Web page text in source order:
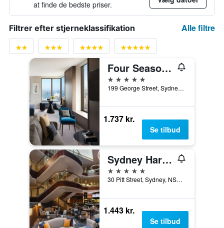
at finde de bedste priser.
Filtrer efter stjerneklassifikation Alle filtre
Four Seasons Hotel Sydney
5 stjerner
199 George Street, Sydney, NSW, Australien
1.737 kr.
Se tilbud
Sydney Harbour Marriott Hotel at Circular Quay
5 stjerner
30 Pitt Street, Sydney, NSW, Australien
1.443 kr.
Se tilbud